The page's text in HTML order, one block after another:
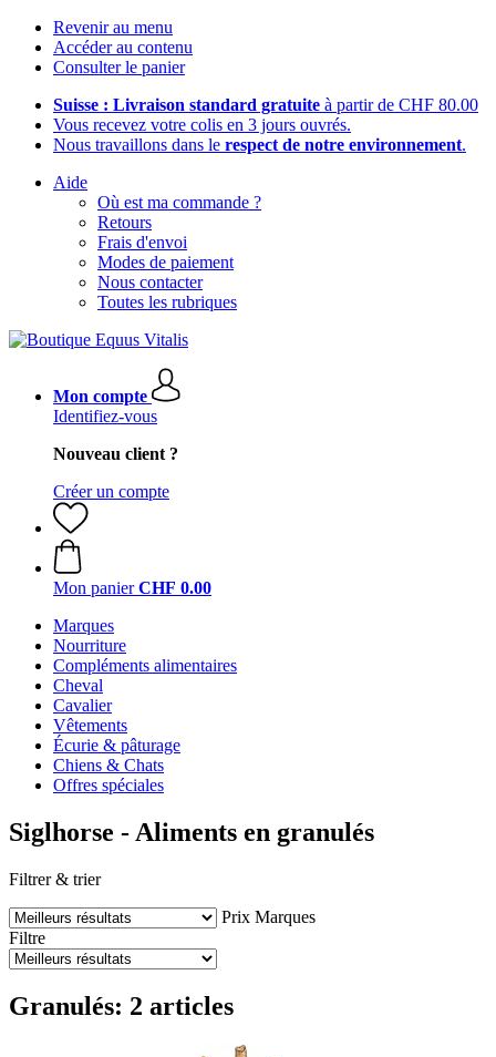
Revenir au menu
Accéder au contenu
Consulter le panier
Suisse : Livraison standard gratuite à partir de CHF 80.00
Vous recevez votre colis en 3 jours ouvrés.
Nous travaillons dans le respect de notre environnement.
Aide
Où est ma commande ?
Retours
Frais d'envoi
Modes de paiement
Nous contacter
Toutes les rubriques
Mon compte
Identifiez-vous
Nouveau client ?
Créer un compte
Mon panier CHF 0.00
Marques
Nourriture
Compléments alimentaires
Cheval
Cavalier
Vêtements
Écurie & pâturage
Chiens & Chats
Offres spéciales
Siglhorse - Aliments en granulés
Filtrer & trier
Prix Marques
Filtre
Granulés: 2 articles